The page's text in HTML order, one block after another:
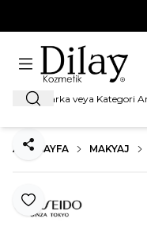
Ara
ANA SAYFA MAKYAJ
Favoriye Ekle
Paylaş